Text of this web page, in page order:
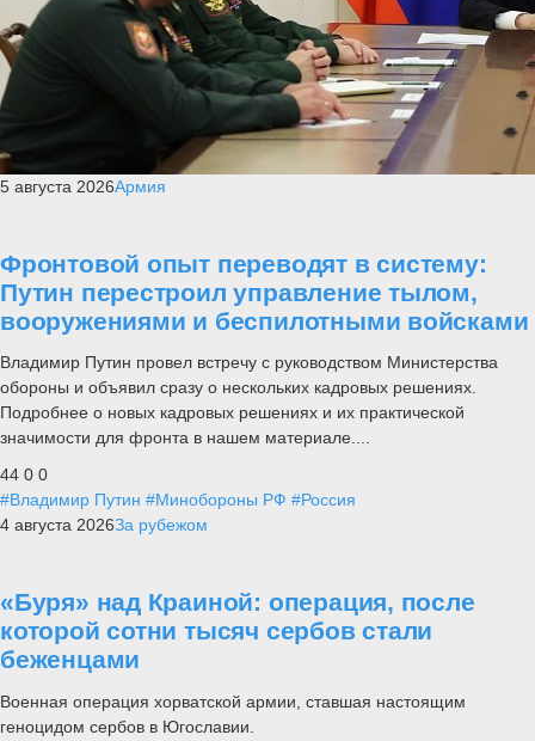
5 августа 2026Армия
Фронтовой опыт переводят в систему:
Путин перестроил управление тылом,
вооружениями и беспилотными войсками
Владимир Путин провел встречу с руководством Министерства
обороны и объявил сразу о нескольких кадровых решениях.
Подробнее о новых кадровых решениях и их практической
значимости для фронта в нашем материале....
44 0 0
#Владимир Путин #Минобороны РФ #Россия
4 августа 2026За рубежом
«Буря» над Краиной: операция, после
которой сотни тысяч сербов стали
беженцами
Военная операция хорватской армии, ставшая настоящим
геноцидом сербов в Югославии.